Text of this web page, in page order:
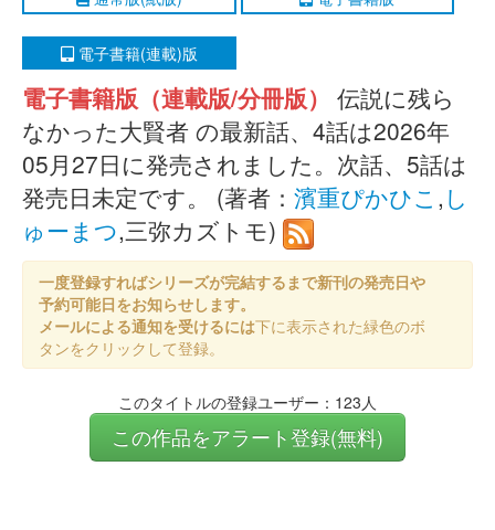
電子書籍(連載)版
電子書籍版（連載版/分冊版） 伝説に残ら
なかった大賢者 の最新話、4話は2026年
05月27日に発売されました。次話、5話は
発売日未定です。 (著者： 濱重ぴかひこ , し
ゅーまつ,三弥カズトモ)
一度登録すればシリーズが完結するまで新刊の発売日や
予約可能日をお知らせします。
メールによる通知を受けるには下に表示された緑色のボ
タンをクリックして登録。
このタイトルの登録ユーザー：123人
この作品をアラート登録(無料)